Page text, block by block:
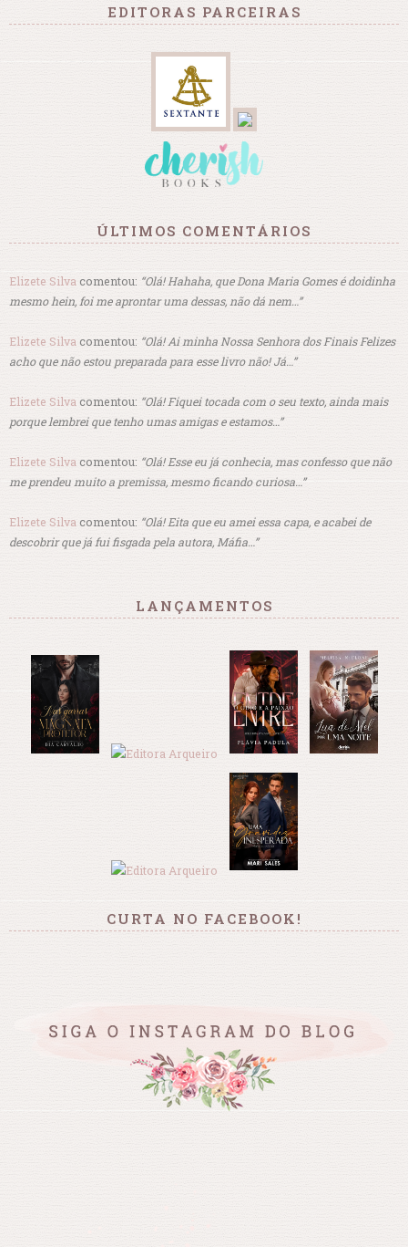
EDITORAS PARCEIRAS
ÚLTIMOS COMENTÁRIOS
Elizete Silva comentou: “Olá! Hahaha, que Dona Maria Gomes é doidinha
mesmo hein, foi me aprontar uma dessas, não dá nem…”
Elizete Silva comentou: “Olá! Ai minha Nossa Senhora dos Finais Felizes
acho que não estou preparada para esse livro não! Já…”
Elizete Silva comentou: “Olá! Fiquei tocada com o seu texto, ainda mais
porque lembrei que tenho umas amigas e estamos…”
Elizete Silva comentou: “Olá! Esse eu já conhecia, mas confesso que não
me prendeu muito a premissa, mesmo ficando curiosa…”
Elizete Silva comentou: “Olá! Eita que eu amei essa capa, e acabei de
descobrir que já fui fisgada pela autora, Máfia…”
LANÇAMENTOS
CURTA NO FACEBOOK!